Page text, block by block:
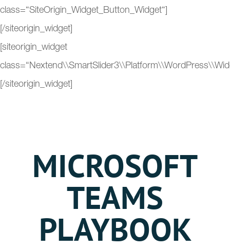
class=“SiteOrigin_Widget_Button_Widget“]
[/siteorigin_widget]
[siteorigin_widget
[/siteorigin_widget]
MICROSOFT
TEAMS
PLAYBOOK